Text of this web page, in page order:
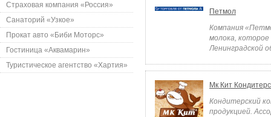
Страховая компания «Россия»
Санаторий «Узкое»
Прокат авто «Биби Моторс»
Гостиница «Аквамарин»
Туристическое агентство «Хартия»
Петмол
Компания
молока, которое
Ленинградской
Мк Кит
Кондитерский
продукцией.